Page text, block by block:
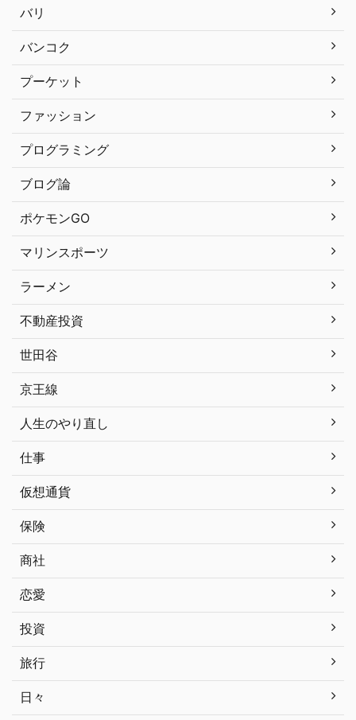
バリ
バンコク
プーケット
ファッション
プログラミング
ブログ論
ポケモンGO
マリンスポーツ
ラーメン
不動産投資
世田谷
京王線
人生のやり直し
仕事
仮想通貨
保険
商社
恋愛
投資
旅行
日々